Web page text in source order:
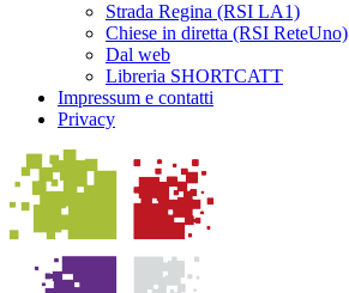
Strada Regina (RSI LA1)
Chiese in diretta (RSI ReteUno)
Dal web
Libreria SHORTCATT
Impressum e contatti
Privacy